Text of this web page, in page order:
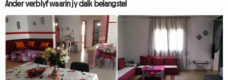
Ander verblyf waarin jy dalk belangstel